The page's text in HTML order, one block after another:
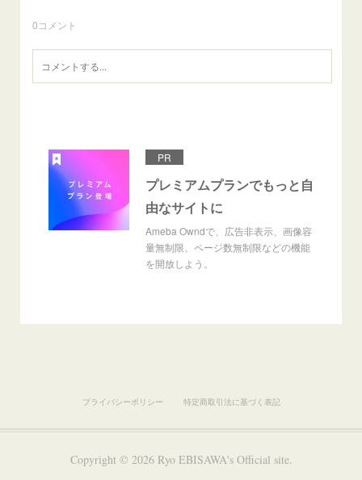
0コメント
PR
プレミアムプランでもっと自
由なサイトに
Ameba Owndで、広告非表示、画像容
量無制限、ページ数無制限などの機能
を開放しよう。
プライバシーポリシー 特定商取引法に基づく表記
Copyright © 2026 Ryo EBISAWA's Official site.